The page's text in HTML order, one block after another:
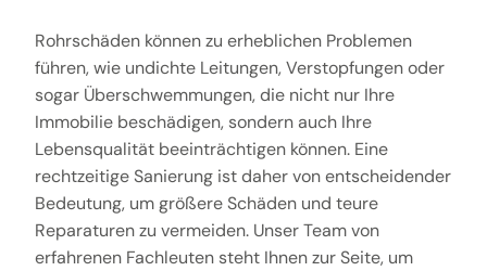
Rohrschäden können zu erheblichen Problemen
führen, wie undichte Leitungen, Verstopfungen oder
sogar Überschwemmungen, die nicht nur Ihre
Immobilie beschädigen, sondern auch Ihre
Lebensqualität beeinträchtigen können. Eine
rechtzeitige Sanierung ist daher von entscheidender
Bedeutung, um größere Schäden und teure
Reparaturen zu vermeiden. Unser Team von
erfahrenen Fachleuten steht Ihnen zur Seite, um